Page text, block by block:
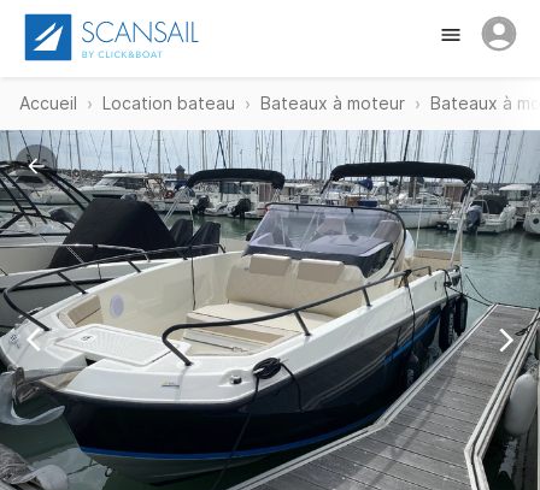
Accueil Location bateau Bateaux à moteur Bateaux à